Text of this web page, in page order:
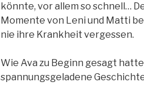
könnte, vor allem so schnell…
Momente von Leni und Matti
nie ihre Krankheit vergessen.
Wie Ava zu Beginn gesagt
spannungsgeladene